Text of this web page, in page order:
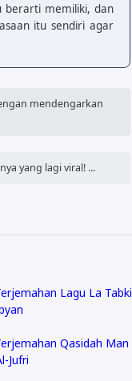
berarti memiliki, dan
itu sendiri agar
mendengarkan
yang lagi viral! ...
Lagu La Tabki
Qasidah Man
Jufri